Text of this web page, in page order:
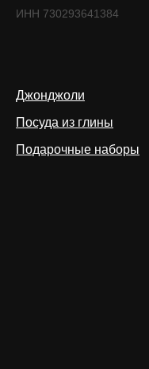
ИНН 730293641384
Джонджоли
Посуда из глины
Подарочные наборы